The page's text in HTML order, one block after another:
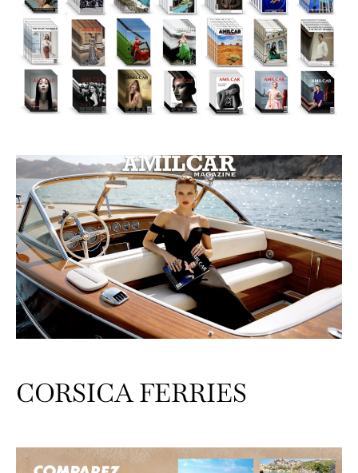
CORSICA FERRIES